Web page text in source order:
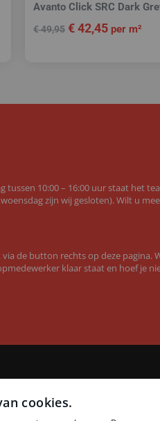
Avanto Click SRC Dark
€49,95 €42,45 per m²
10:00 – 16:00 uur staat het
zijn wij gesloten). Wilt u
de button rechts op deze pagina.
klaar staat en hoef je
Merken
Quick-Step laminaat
cookies.